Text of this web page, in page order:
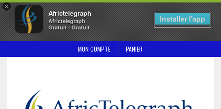
×
Africtelegraph
Africtelegraph
Gratuit - Gratuit
Installer l'app
MON COMPTE PANIER